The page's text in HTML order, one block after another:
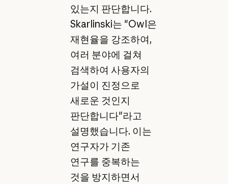
있는지 판단합니다.
Skarlinski는 "Owl은
재현율을 강조하여,
여러 분야에 걸쳐
검색하여 사용자의
가설이 진정으로
새로운 것인지
판단합니다"라고
설명했습니다. 이는
연구자가 기존
연구를 중복하는
것을 방지하면서